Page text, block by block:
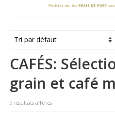
La marque
CAFÉS:
grain et café
9 résultats affichés